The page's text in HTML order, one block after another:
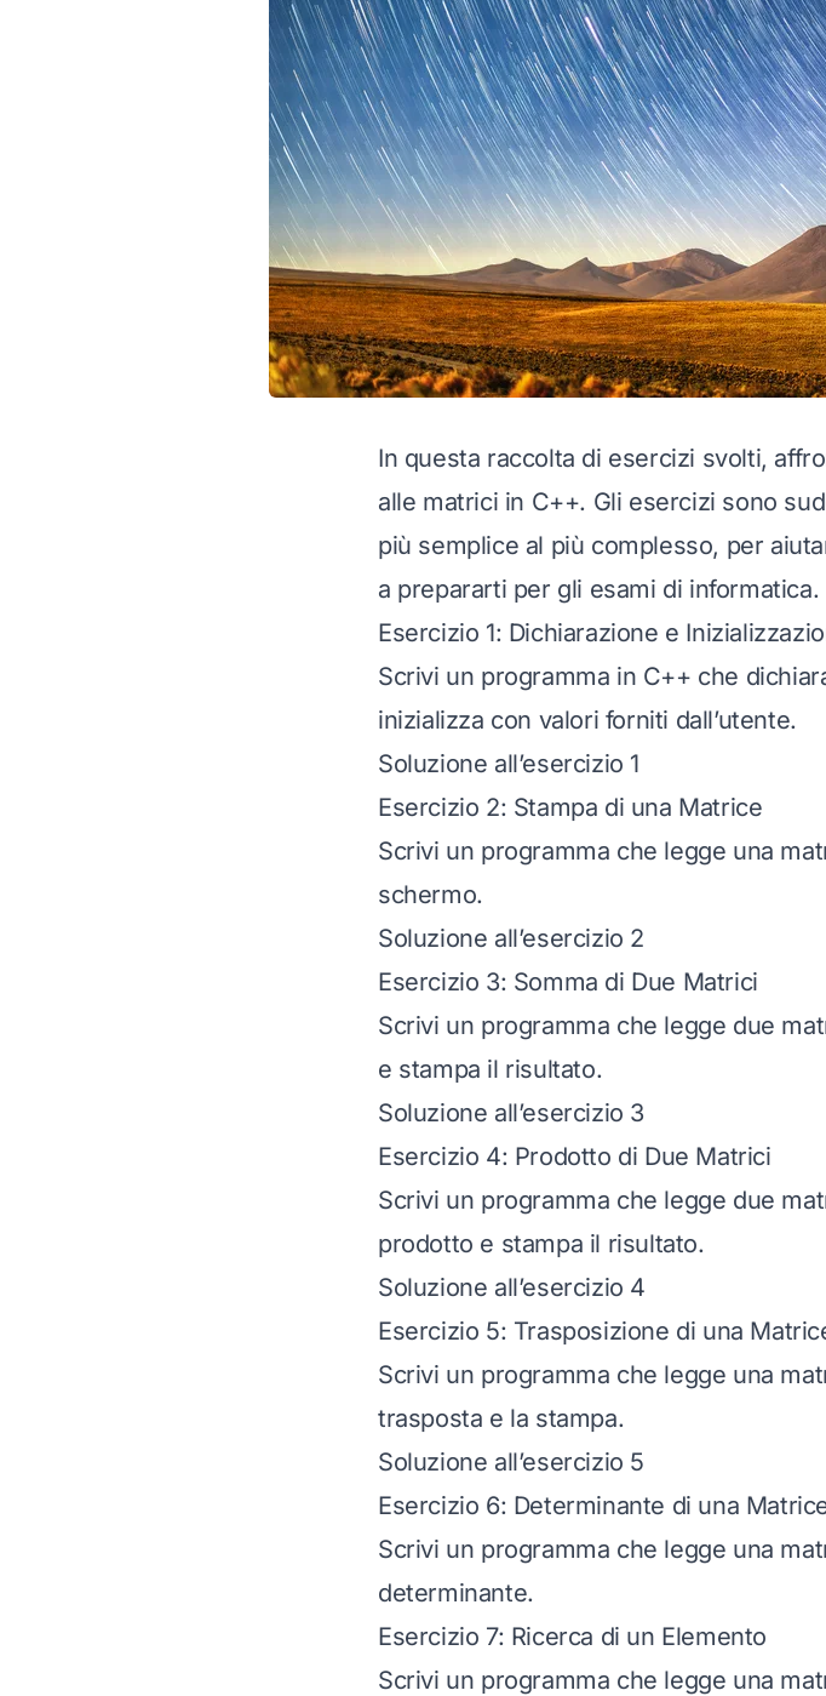
In questa raccolta di esercizi svolti,
alle matrici in C++. Gli esercizi sono
più semplice al più complesso, per
a prepararti per gli esami di informatica.
Esercizio 1: Dichiarazione e
Scrivi un programma in C++ che
inizializza con valori forniti dall’utente.
Soluzione all’esercizio 1
Esercizio 2: Stampa di una Matrice
Scrivi un programma che legge una
schermo.
Soluzione all’esercizio 2
Esercizio 3: Somma di Due Matrici
Scrivi un programma che legge due
e stampa il risultato.
Soluzione all’esercizio 3
Esercizio 4: Prodotto di Due Matrici
Scrivi un programma che legge due
prodotto e stampa il risultato.
Soluzione all’esercizio 4
Esercizio 5: Trasposizione di una
Scrivi un programma che legge una
trasposta e la stampa.
Soluzione all’esercizio 5
Esercizio 6: Determinante di una
Scrivi un programma che legge una
determinante.
Esercizio 7: Ricerca di un Elemento
Scrivi un programma che legge una